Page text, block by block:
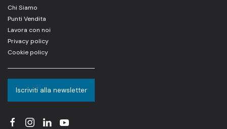
Chi Siamo
Punti Vendita
Lavora con noi
Privacy policy
Cookie policy
Iscriviti alla newsletter